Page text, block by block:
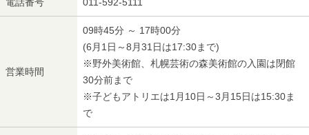
営業時間
09時45分 ～ 17時00分
(6月1日～8月31日は17:30まで)
※野外美術館、札幌芸術の森美術館の入園は閉館
30分前まで
※子どもアトリエは1月10日～3月15日は15:30ま
で